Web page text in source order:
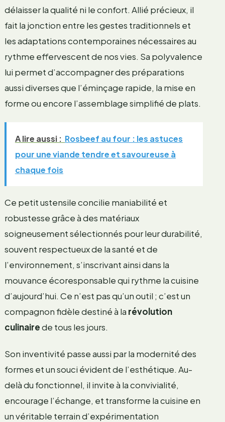
délaisser la qualité ni le confort. Allié précieux, il
fait la jonction entre les gestes traditionnels et
les adaptations contemporaines nécessaires au
rythme effervescent de nos vies. Sa polyvalence
lui permet d’accompagner des préparations
aussi diverses que l’éminçage rapide, la mise en
forme ou encore l’assemblage simplifié de plats.
A lire aussi : Rosbeef au four : les astuces
pour une viande tendre et savoureuse à
chaque fois
Ce petit ustensile concilie maniabilité et
robustesse grâce à des matériaux
soigneusement sélectionnés pour leur durabilité,
souvent respectueux de la santé et de
l’environnement, s’inscrivant ainsi dans la
mouvance écoresponsable qui rythme la cuisine
d’aujourd’hui. Ce n’est pas qu’un outil ; c’est un
compagnon fidèle destiné à la révolution
culinairede tous les jours.
Son inventivité passe aussi par la modernité des
formes et un souci évident de l’esthétique. Au-
delà du fonctionnel, il invite à la convivialité,
encourage l’échange, et transforme la cuisine en
un véritable terrain d’expérimentation